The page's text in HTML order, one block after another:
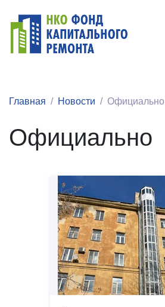
Главная Новости Официально
Официально